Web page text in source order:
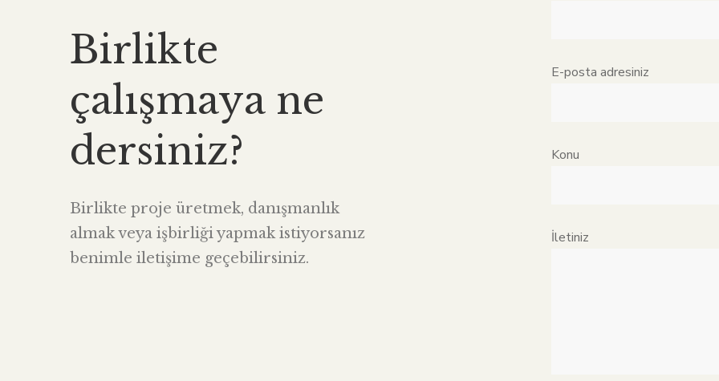
Birlikte
çalışmaya ne
dersiniz?
Birlikte proje üretmek, danışmanlık
almak veya işbirliği yapmak istiyorsanız
benimle iletişime geçebilirsiniz.
E-posta adresiniz
Konu
İletiniz